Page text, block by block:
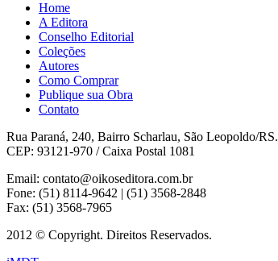
Home
A Editora
Conselho Editorial
Coleções
Autores
Como Comprar
Publique sua Obra
Contato
Rua Paraná, 240, Bairro Scharlau, São Leopoldo/RS.
CEP: 93121-970 / Caixa Postal 1081
Email: contato@oikoseditora.com.br
Fone: (51) 8114-9642 | (51) 3568-2848
Fax: (51) 3568-7965
2012 © Copyright. Direitos Reservados.